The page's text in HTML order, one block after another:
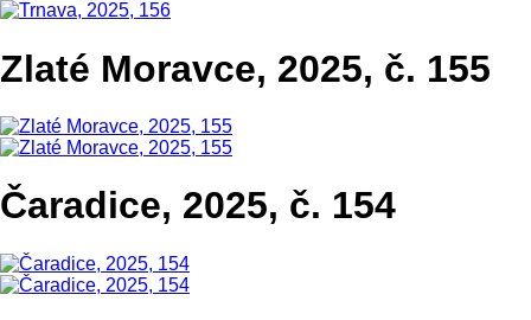
Zlaté Moravce, 2025, č. 155
Čaradice, 2025, č. 154